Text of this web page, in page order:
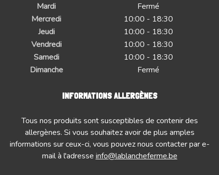
Mardi
Fermé
Mercredi
10:00 - 18:30
Jeudi
10:00 - 18:30
Vendredi
10:00 - 18:30
Samedi
10:00 - 18:30
Dimanche
Fermé
INFORMATIONS ALLERGÈNES
Tous nos produits sont susceptibles de contenir des
allergènes. Si vous souhaitez avoir de plus amples
informations sur ceux-ci, vous pouvez nous contacter par e-
mail à l'adresse info@lablancheferme.be